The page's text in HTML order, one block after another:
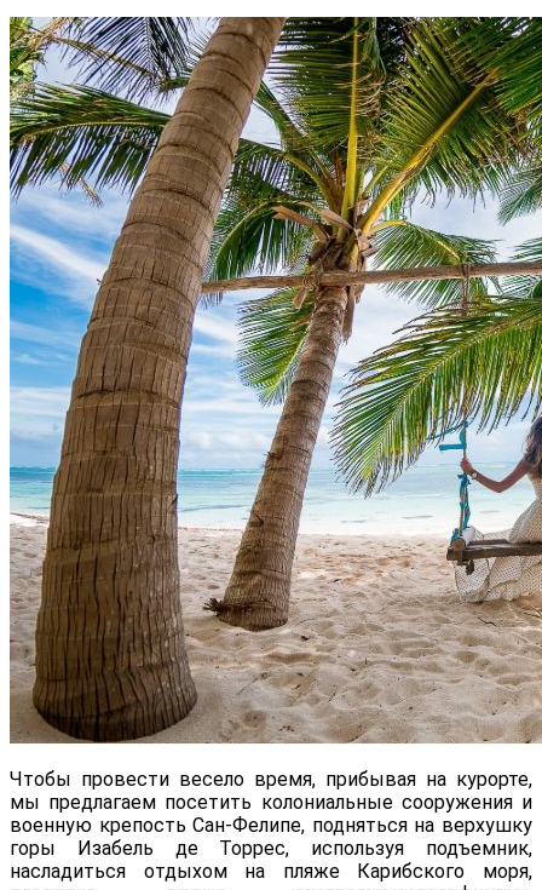
Чтобы провести весело время, прибывая на курорте,
мы предлагаем посетить колониальные сооружения и
военную крепость Сан-Фелипе, подняться на верхушку
горы Изабель де Торрес, используя подъемник,
насладиться отдыхом на пляже Карибского моря,